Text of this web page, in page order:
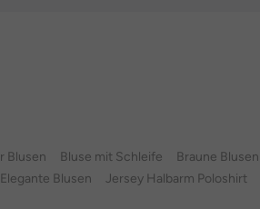
Blusen Bluse mit Schleife Braune Blusen
Elegante Blusen Jersey Halbarm Poloshirt